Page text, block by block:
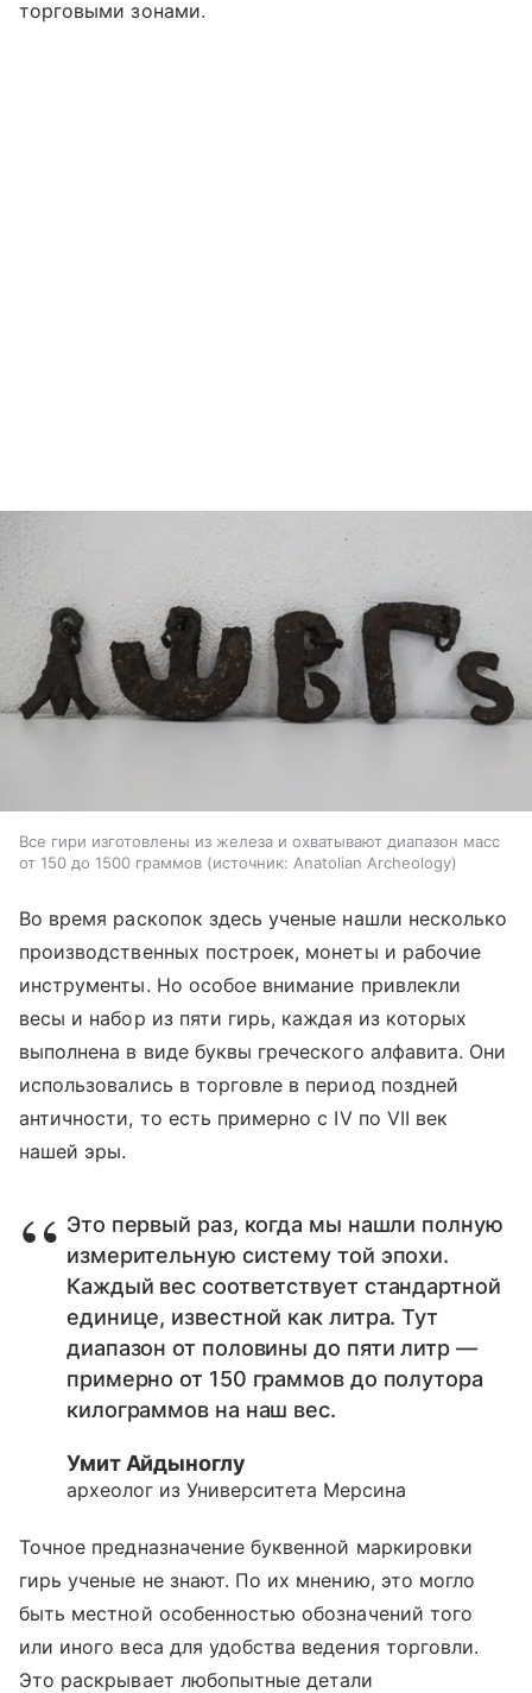
торговыми зонами.
Все гири изготовлены из железа и охватывают диапазон масс
от 150 до 1500 граммов
источник: Anatolian Archeology
Во время раскопок здесь ученые нашли несколько
производственных построек, монеты и рабочие
инструменты. Но особое внимание привлекли
весы и набор из пяти гирь, каждая из которых
выполнена в виде буквы греческого алфавита. Они
использовались в торговле в период поздней
античности, то есть примерно с IV по VII век
нашей эры.
Это первый раз, когда мы нашли полную
измерительную систему той эпохи.
Каждый вес соответствует стандартной
единице, известной как литра. Тут
диапазон от половины до пяти литр —
примерно от 150 граммов до полутора
килограммов на наш вес.
Умит Айдыноглу
археолог из Университета Мерсина
Точное предназначение буквенной маркировки
гирь ученые не знают. По их мнению, это могло
быть местной особенностью обозначений того
или иного веса для удобства ведения торговли.
Это раскрывает любопытные детали